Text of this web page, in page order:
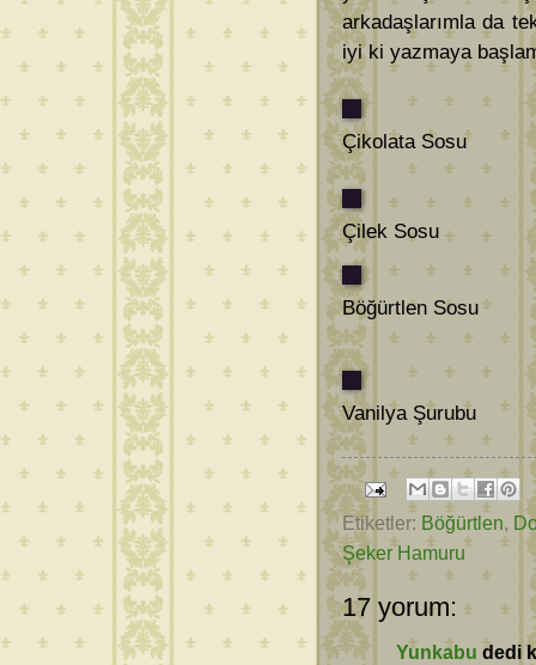
arkadaşlarımla da
iyi ki yazmaya
Çikolata Sosu
Çilek Sosu
Böğürtlen Sosu
Vanilya Şurubu
Etiketler: Böğürtlen,
Şeker Hamuru
17 yorum:
Yunkabu dedi